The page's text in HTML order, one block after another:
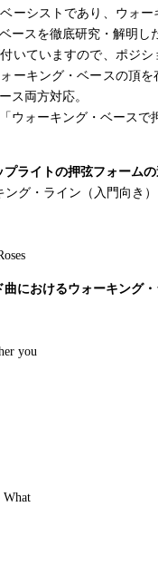
ーシストであり、ウォ
ースを徹底研究・解明し
いていますので、ポジ
ーキング・ベースの頂
ス両方対応。
ウォーキング・ベースで
ライトの押弦フォームの
グ・ライン（入門向き）
におけるウォーキング・
you
What